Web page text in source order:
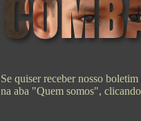
Se quiser receber nosso
na aba "Quem somos", clicando